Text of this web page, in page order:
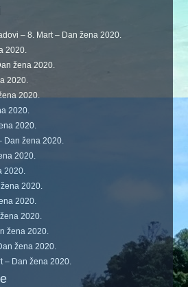
– 8. Mart – Dan žena 2020.
2020.
žena 2020.
2020.
2020.
2020.
2020.
Dan žena 2020.
2020.
2020.
2020.
2020.
2020.
žena 2020.
žena 2020.
– Dan žena 2020.